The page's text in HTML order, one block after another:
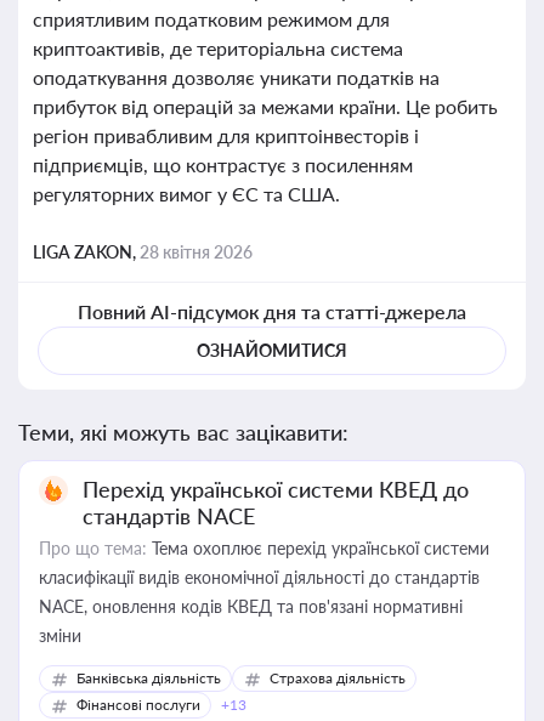
сприятливим податковим режимом для
криптоактивів, де територіальна система
оподаткування дозволяє уникати податків на
прибуток від операцій за межами країни. Це робить
регіон привабливим для криптоінвесторів і
підприємців, що контрастує з посиленням
регуляторних вимог у ЄС та США.
LIGA ZAKON, 28 квітня 2026
Повний AI-підсумок дня та статті-джерела
ОЗНАЙОМИТИСЯ
Теми, які можуть вас зацікавити:
Перехід української системи КВЕД до
стандартів NACE
Про що тема: Тема охоплює перехід української системи
класифікації видів економічної діяльності до стандартів
NACE, оновлення кодів КВЕД та пов'язані нормативні
зміни
Банківська діяльність
Страхова діяльність
Фінансові послуги
+13